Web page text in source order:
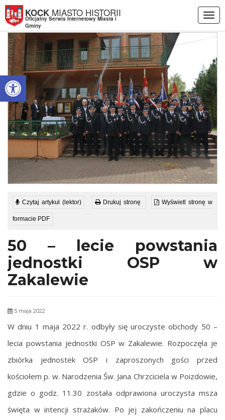
Otwórz pasek narzędzi
KOCK MIASTO HISTORII
Oficjalny Serwis Internetowy Miasta i
Gminy
Czytaj artykuł (lektor) Drukuj stronę Wyświetl stronę w
formacie PDF
50 – lecie powstania
jednostki OSP w
Zakalewie
5 maja 2022
W dniu 1 maja 2022 r. odbyły się uroczyste obchody 50 –
lecia powstania jednostki OSP w Zakalewie. Rozpoczęła je
zbiórka jednostek OSP i zaproszonych gości przed
kościołem p. w. Narodzenia Św. Jana Chrzciciela w Poizdowie,
gdzie o godz. 11.30 została odprawiona uroczysta msza
święta w intencji strażaków. Po jej zakończeniu na placu